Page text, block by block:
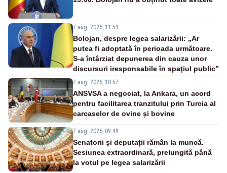
7 aug. 2026, 11:51
Bolojan, despre legea salarizării: „Ar
putea fi adoptată în perioada următoare.
S-a întârziat depunerea din cauza unor
discursuri iresponsabile în spaţiul public”
7 aug. 2026, 10:57
ANSVSA a negociat, la Ankara, un acord
pentru facilitarea tranzitului prin Turcia al
carcaselor de ovine și bovine
7 aug. 2026, 09:49
Senatorii și deputații rămân la muncă.
Sesiunea extraordinară, prelungită până
la votul pe legea salarizării